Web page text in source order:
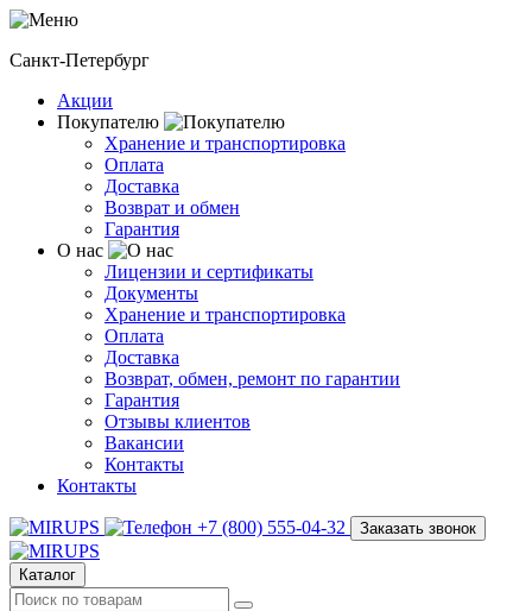
Санкт-Петербург
Акции
Покупателю
Хранение и транспортировка
Оплата
Доставка
Возврат и обмен
Гарантия
О нас
Лицензии и сертификаты
Документы
Хранение и транспортировка
Оплата
Доставка
Возврат, обмен, ремонт по гарантии
Гарантия
Отзывы клиентов
Вакансии
Контакты
Контакты
+7 (800) 555-04-32 Заказать звонок
Каталог